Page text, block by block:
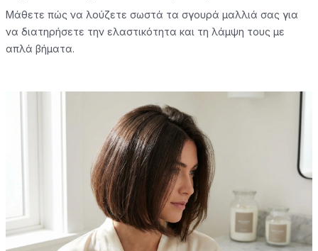
Μάθετε πώς να λούζετε σωστά τα σγουρά μαλλιά σας για
να διατηρήσετε την ελαστικότητα και τη λάμψη τους με
απλά βήματα.